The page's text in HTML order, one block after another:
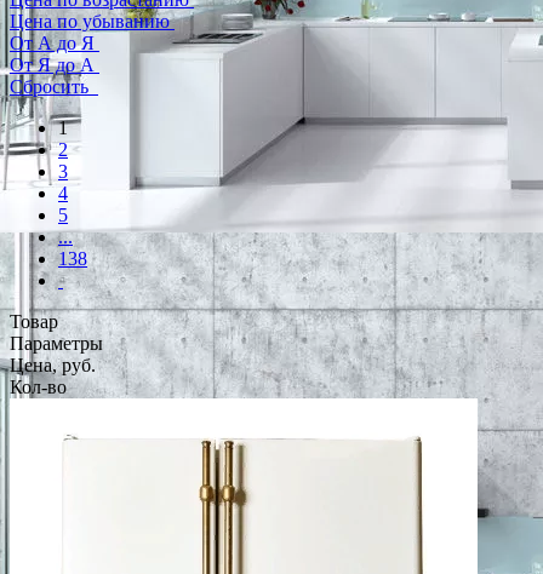
Цена по убыванию
От А до Я
От Я до А
Сбросить
1
2
3
4
5
...
138
Товар
Параметры
Цена, руб.
Кол-во